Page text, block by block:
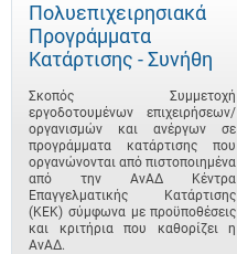
Πολυεπιχειρησιακά
Προγράμματα
Κατάρτισης - Συνήθη
Σκοπός Συμμετοχή
εργοδοτουμένων επιχειρήσεων/
οργανισμών και ανέργων σε
προγράμματα κατάρτισης που
οργανώνονται από πιστοποιημένα
από την ΑνΑΔ Κέντρα
Επαγγελματικής Κατάρτισης
(ΚΕΚ) σύμφωνα με προϋποθέσεις
και κριτήρια που καθορίζει η
ΑνΑΔ.